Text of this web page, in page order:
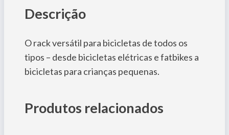
Descrição
O rack versátil para bicicletas de todos os
tipos – desde bicicletas elétricas e fatbikes a
bicicletas para crianças pequenas.
Produtos relacionados